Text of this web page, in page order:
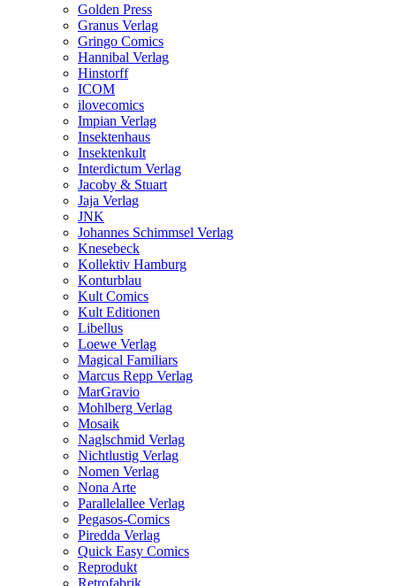
Golden Press
Granus Verlag
Gringo Comics
Hannibal Verlag
Hinstorff
ICOM
ilovecomics
Impian Verlag
Insektenhaus
Insektenkult
Interdictum Verlag
Jacoby & Stuart
Jaja Verlag
JNK
Johannes Schimmsel Verlag
Knesebeck
Kollektiv Hamburg
Konturblau
Kult Comics
Kult Editionen
Libellus
Loewe Verlag
Magical Familiars
Marcus Repp Verlag
MarGravio
Mohlberg Verlag
Mosaik
Naglschmid Verlag
Nichtlustig Verlag
Nomen Verlag
Nona Arte
Parallelallee Verlag
Pegasos-Comics
Piredda Verlag
Quick Easy Comics
Reprodukt
Retrofabrik